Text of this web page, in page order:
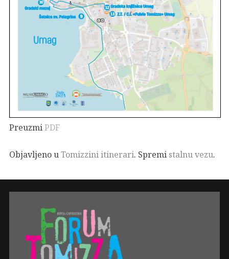
PreuzmiPDF
Objavljeno uTomizzini itinerari. Spremi stalnu vezu.